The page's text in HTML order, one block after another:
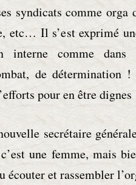
syndicats comme orga
etc… Il s’est exprimé
interne comme
de
pour en être dignes
secrétaire
une femme, mais
écouter et rassembler